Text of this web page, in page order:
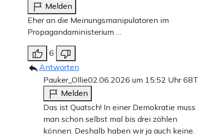
Melden
Eher an die Meinungsmanipulatoren im
Propagandaministerium …
6
Antworten
Pauker_Ollie02.06.2026 um 15:52 Uhr68T
Melden
Das ist Quatsch! In einer Demokratie muss
man schon selbst mal bis drei zählen
können. Deshalb haben wir ja auch keine.